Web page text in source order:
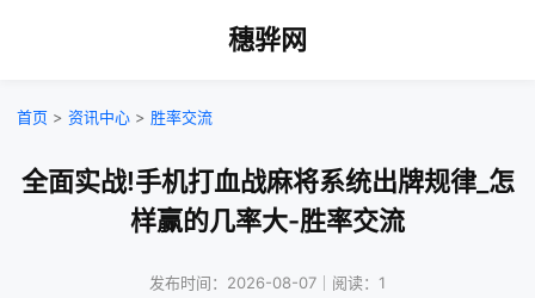
穗骅网
首页 > 资讯中心 > 胜率交流
全面实战!手机打血战麻将系统出牌规律_怎
样赢的几率大-胜率交流
发布时间：2026-08-07｜阅读：1